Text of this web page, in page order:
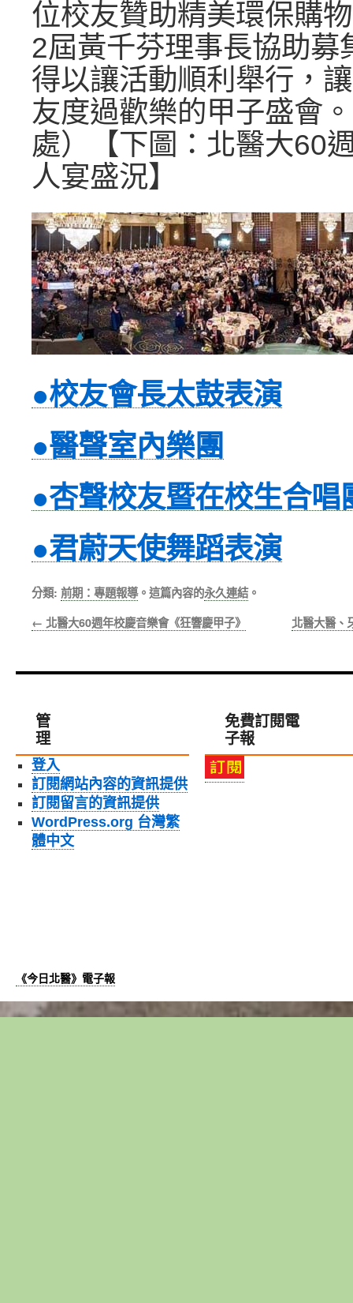
位校友贊助精美環保購
2屆黃千芬理事長協助募
得以讓活動順利舉行，
友度過歡樂的甲子盛會
處）【下圖：北醫大60
人宴盛況】
●校友會長太鼓表演
●醫聲室內樂團
●杏聲校友暨在校生合唱
●君蔚天使舞蹈表演
分類: 前期：專題報導。這篇內容的永久連結。
← 北醫大60週年校慶音樂會《狂響慶甲子》 北醫大醫、
管
理
登入
訂閱網站內容的資訊提供
訂閱留言的資訊提供
WordPress.org 台灣繁
體中文
免費訂閱電
子報
《今日北醫》電子報